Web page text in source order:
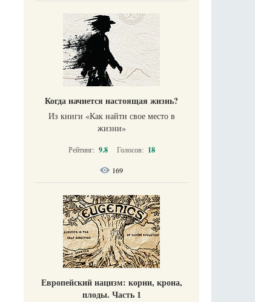
Когда начнется настоящая жизнь?
Из книги «Как найти свое место в
жизни​»
Рейтинг: 9.8 Голосов: 18
169
Европейский нацизм: корни, крона,
плоды. Часть 1